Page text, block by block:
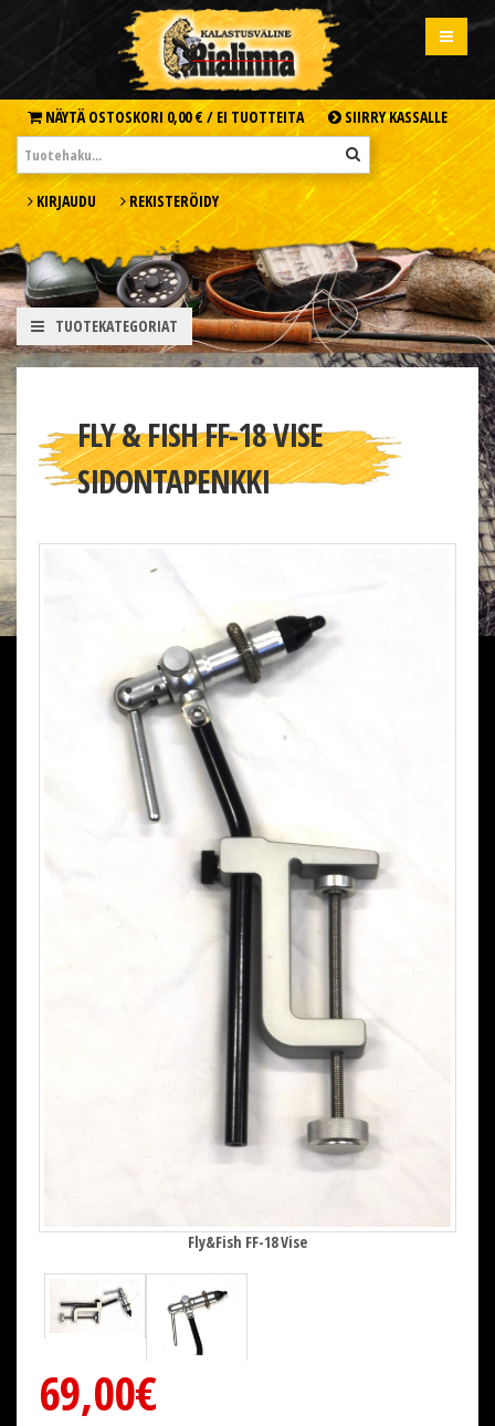
NÄYTÄ OSTOSKORI 0,00 € / EI TUOTTEITA SIIRRY KASSALLE
KIRJAUDU REKISTERÖIDY
TUOTEKATEGORIAT
FLY & FISH FF-18 VISE
SIDONTAPENKKI
Fly&Fish FF-18 Vise
69,00€